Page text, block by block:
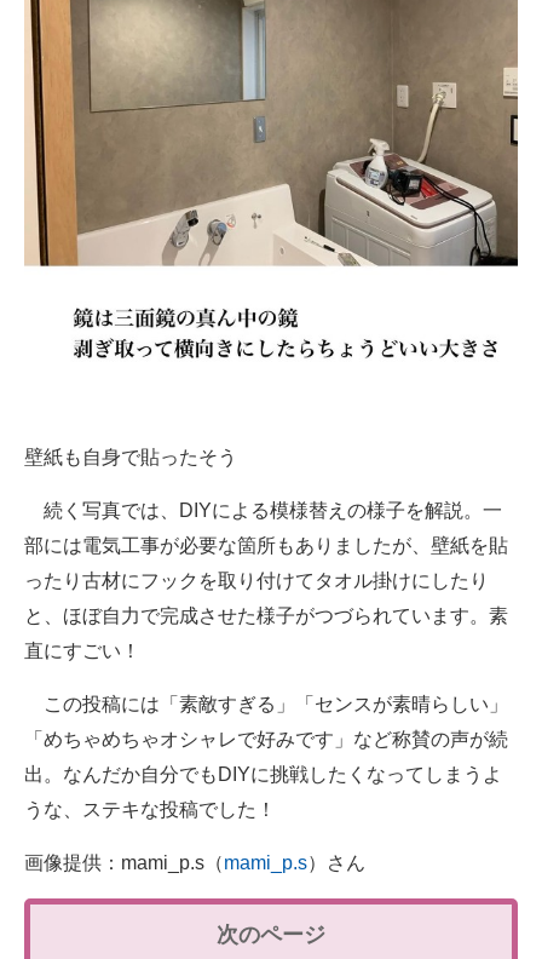
壁紙も自身で貼ったそう
続く写真では、DIYによる模様替えの様子を解説。一
部には電気工事が必要な箇所もありましたが、壁紙を貼
ったり古材にフックを取り付けてタオル掛けにしたり
と、ほぼ自力で完成させた様子がつづられています。素
直にすごい！
この投稿には「素敵すぎる」「センスが素晴らしい」
「めちゃめちゃオシャレで好みです」など称賛の声が続
出。なんだか自分でもDIYに挑戦したくなってしまうよ
うな、ステキな投稿でした！
画像提供：mami_p.s（mami_p.s）さん